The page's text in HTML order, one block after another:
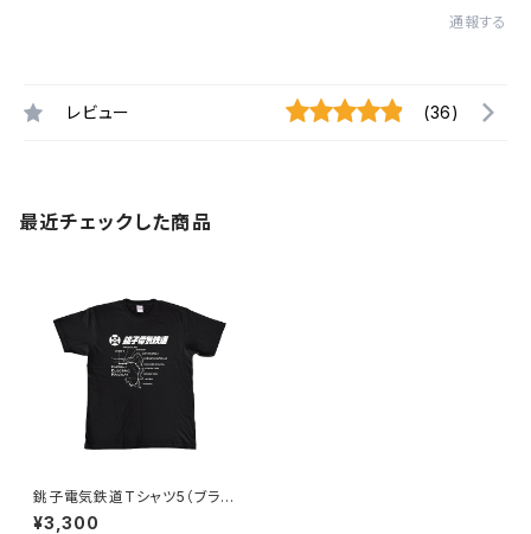
通報する
レビュー (36)
最近チェックした商品
銚子電気鉄道Tシャツ5（ブラッ
ク）
¥3,300